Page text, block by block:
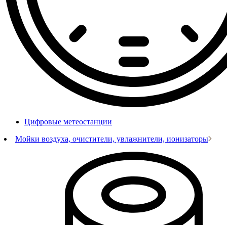
Цифровые метеостанции
Мойки воздуха, очистители, увлажнители, ионизаторы